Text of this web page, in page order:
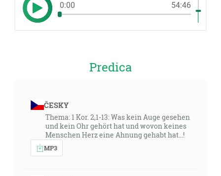
0:00 54:46
Predica
ČESKY
Thema: 1 Kor. 2,1-13: Was kein Auge gesehen
und kein Ohr gehört hat und wovon keines
Menschen Herz eine Ahnung gehabt hat...!
MP3